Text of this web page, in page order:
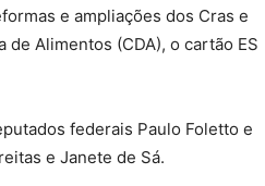
e ampliações dos Cras e
Alimentos (CDA), o cartão ES
federais Paulo Foletto e
e Janete de Sá.